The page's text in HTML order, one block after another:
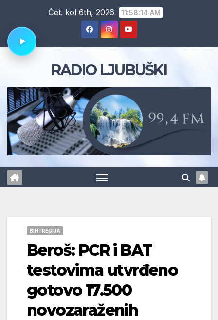
content
Čet. kol 6th, 2026 11:58:15 AM
RADIO LJUBUŠKI
BIH I REGIJA
Beroš: PCR i BAT
testovima utvrđeno
gotovo 17.500
novozaraženih